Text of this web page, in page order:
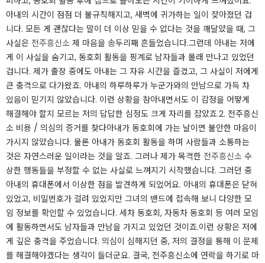
아내의 시간이 점점 더 불규칙해지고, 새벽에 귀가하는 일이 잦아졌던 겁
니다. 모든 게 괜찮다는 말이 더 이상 믿을 수 없다는 것을 깨달았을 때, 그
사실은 전주흥신소 제 마음을 송두리째 흔들었습니다.​그런데 아내는 저에
게 이 사실을 숨기고, 동호회 활동을 핑계로 남자들과 몰래 만나고 있었던
겁니다. 제가 출장 중에도 아내는 그 자유 시간을 즐겼고, 그 사실이 저에게
큰 충격으로 다가왔죠. 아내의 하루하루가 누군가와의 만남으로 가득 차
있음이 믿기지 않았습니다. 이런 상황을 참아내면서도 이 감정을 어떻게
해결해야 할지 모르는 저의 답답한 심정도 크게 자리를 잡았죠.​2. 전주흥신
소 비용 / 의심의 증거를 찾다​아내가 동호회에 가는 날이면 불안한 마음이
가시지 않았습니다. 물론 아내가 동호회 활동을 하며 사람들과 소통하는
것은 자연스러운 일이라는 것을 알죠. 그러나 제가 목격한 전주흥신소 수
상한 행동들을 부정할 수 없는 사실로 느껴지기 시작했습니다. 그러던 중
아내의 휴대폰에서 이상한 점을 발견하게 되었어요. 아내의 휴대폰은 닫혀
있었고, 비밀번호가 걸려 있었지만 그녀의 밴드에 접속해 보니 다양한 모
임 정보를 확인할 수 있었습니다. 세차 동호회, 자동차 동호회 등 여러 모임
에 활동하면서도 남자들과 만남을 가지고 있었던 것이죠.​이런 상황은 저에
게 깊은 충격을 주었습니다. 의심이 심해지던 중, 저의 결정을 통해 이 문제
를 해결해야겠다는 생각이 들더군요. 결국, 전주흥신소에 연락을 하기로 마